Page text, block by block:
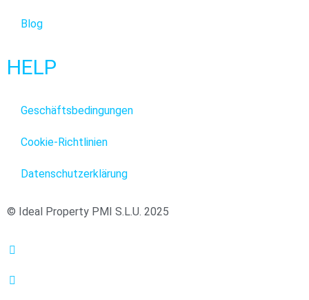
Blog
HELP
Geschäftsbedingungen
Cookie-Richtlinien
Datenschutzerklärung
© Ideal Property PMI S.L.U. 2025